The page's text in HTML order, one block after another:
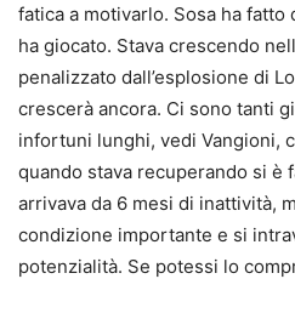
fatica a motivarlo. Sosa ha
ha giocato. Stava crescendo
penalizzato dall’esplosione di
crescerà ancora. Ci sono tanti
infortuni lunghi, vedi Vangioni,
quando stava recuperando si è
arrivava da 6 mesi di inattività,
condizione importante e si
potenzialità. Se potessi lo